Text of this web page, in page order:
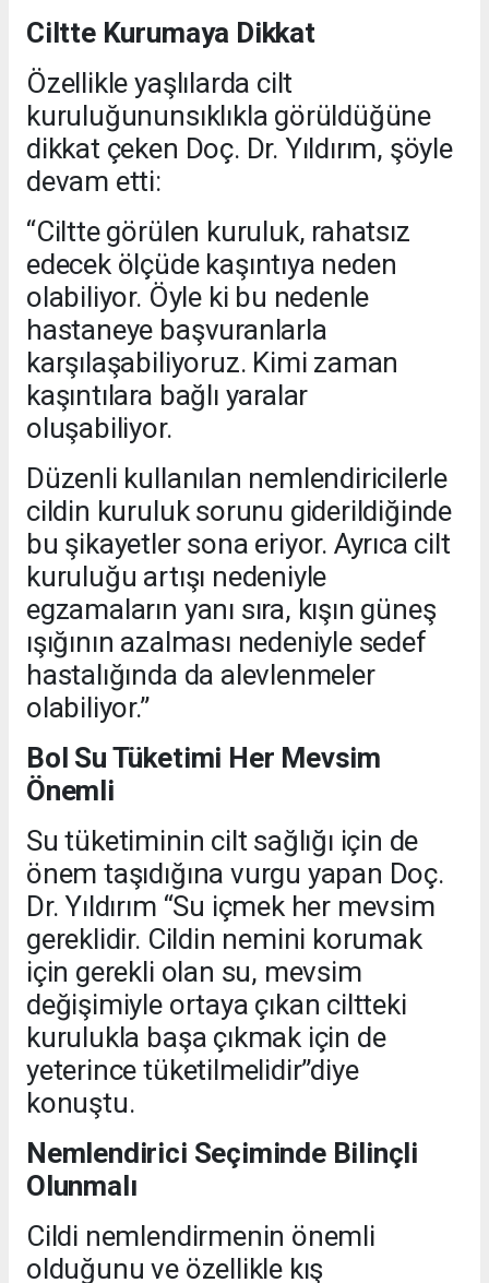
Ciltte Kurumaya Dikkat
Özellikle yaşlılarda cilt
kuruluğununsıklıkla görüldüğüne
dikkat çeken Doç. Dr. Yıldırım, şöyle
devam etti:
“Ciltte görülen kuruluk, rahatsız
edecek ölçüde kaşıntıya neden
olabiliyor. Öyle ki bu nedenle
hastaneye başvuranlarla
karşılaşabiliyoruz. Kimi zaman
kaşıntılara bağlı yaralar
oluşabiliyor.
Düzenli kullanılan nemlendiricilerle
cildin kuruluk sorunu giderildiğinde
bu şikayetler sona eriyor. Ayrıca cilt
kuruluğu artışı nedeniyle
egzamaların yanı sıra, kışın güneş
ışığının azalması nedeniyle sedef
hastalığında da alevlenmeler
olabiliyor.”
Bol Su Tüketimi Her Mevsim
Önemli
Su tüketiminin cilt sağlığı için de
önem taşıdığına vurgu yapan Doç.
Dr. Yıldırım “Su içmek her mevsim
gereklidir. Cildin nemini korumak
için gerekli olan su, mevsim
değişimiyle ortaya çıkan ciltteki
kurulukla başa çıkmak için de
yeterince tüketilmelidir”diye
konuştu.
Nemlendirici Seçiminde Bilinçli
Olunmalı
Cildi nemlendirmenin önemli
olduğunu ve özellikle kış